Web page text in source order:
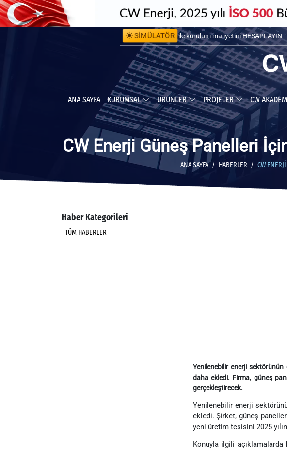
SİMÜLATÖR
ile kurulum maliyetini HESAPLAYIN
ile yapabileceğiniz tasarrufu
ANA SAYFA KURUMSAL ÜRÜNLER PROJELER CW
CW Enerji Güneş Panelleri
ANA SAYFA HABERLER CW
Haber Kategorileri
TÜM HABERLER
Yenilenebilir enerji sektörünün
daha ekledi. Firma, güneş
gerçekleştirecek.
Yenilenebilir enerji
ekledi. Şirket, güneş
yeni üretim tesisini 2025
Konuyla ilgili açıklamalarda